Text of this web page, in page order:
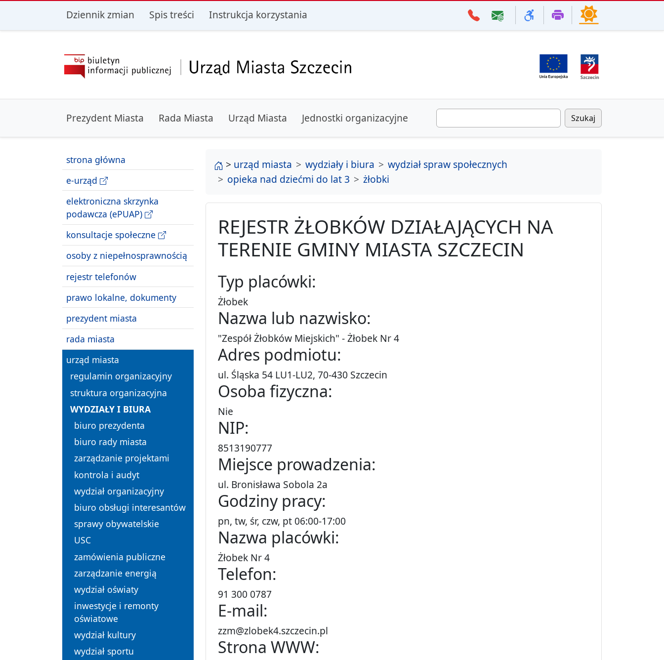
przejdź do głównego menu przejdź do treści
Dziennik zmian Spis treści Instrukcja korzystania
Prezydent Miasta Rada Miasta Urząd Miasta Jednostki organizacyjne Szukaj
strona główna
e-urząd
elektroniczna skrzynka
podawcza (ePUAP)
konsultacje społeczne
osoby z niepełnosprawnością
rejestr telefonów
prawo lokalne, dokumenty
prezydent miasta
rada miasta
urząd miasta
regulamin organizacyjny
struktura organizacyjna
WYDZIAŁY I BIURA
biuro prezydenta
biuro rady miasta
zarządzanie projektami
kontrola i audyt
wydział organizacyjny
biuro obsługi interesantów
sprawy obywatelskie
USC
zamówienia publiczne
zarządzanie energią
wydział oświaty
inwestycje i remonty
oświatowe
wydział kultury
wydział sportu
strona główna
> urząd miasta wydziały i biura
wydział spraw społecznych
opieka nad dziećmi do lat 3
żłobki
REJESTR ŻŁOBKÓW DZIAŁAJĄCYCH NA
TERENIE GMINY MIASTA SZCZECIN
Typ placówki:
Żłobek
Nazwa lub nazwisko:
"Zespół Żłobków Miejskich" - Żłobek Nr 4
Adres podmiotu:
ul. Śląska 54 LU1-LU2, 70-430 Szczecin
Osoba fizyczna:
Nie
NIP:
8513190777
Miejsce prowadzenia:
ul. Bronisława Sobola 2a
Godziny pracy:
pn, tw, śr, czw, pt 06:00-17:00
Nazwa placówki:
Żłobek Nr 4
Telefon:
91 300 0787
E-mail:
zzm@zlobek4.szczecin.pl
Strona WWW: